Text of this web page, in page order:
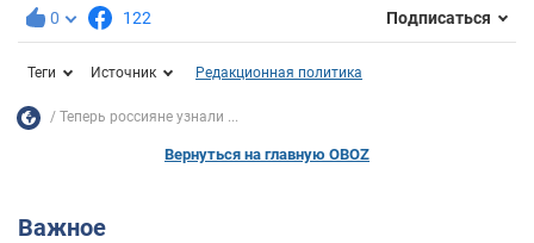
0 122 Подписаться
Теги Источник Редакционная политика
Теперь россияне узнали ...
Вернуться на главную OBOZ
Важное